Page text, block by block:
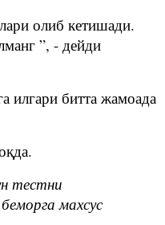
олиб кетишади.
”, - дейди
илгари битта жамоада
тестни
махсус